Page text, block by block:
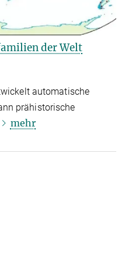
der Welt
automatische
prähistorische
mehr